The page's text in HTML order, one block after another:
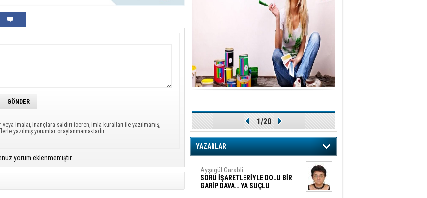
imalar, inançlara saldırı içeren, imla kuralları ile yazılmamış,
yazılmış yorumlar onaylanmamaktadır.
yorum eklenmemiştir.
1/20
YAZARLAR
Ayşegül Garabli
SORU İŞARETLERİYLE DOLU BİR
GARİP DAVA… YA SUÇLU
DEĞİLSE???